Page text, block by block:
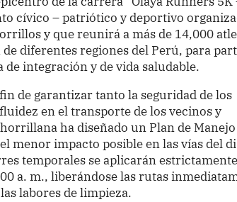
cívico – patriótico y deportivo
y que reunirá a más de 14,000
diferentes regiones del Perú, para
de integración y de vida saludable.
de garantizar tanto la seguridad de los
en el transporte de los vecinos y
ha diseñado un Plan de
menor impacto posible en las vías del
temporales se aplicarán
a. m., liberándose las rutas
labores de limpieza.